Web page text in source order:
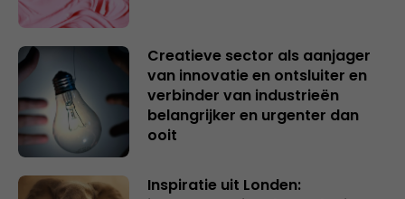
Creatieve sector als aanjager
van innovatie en ontsluiter en
verbinder van industrieën
belangrijker en urgenter dan
ooit
Inspiratie uit Londen: